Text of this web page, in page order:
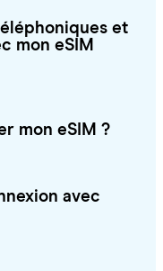
et
mon eSIM
mon eSIM ?
avec